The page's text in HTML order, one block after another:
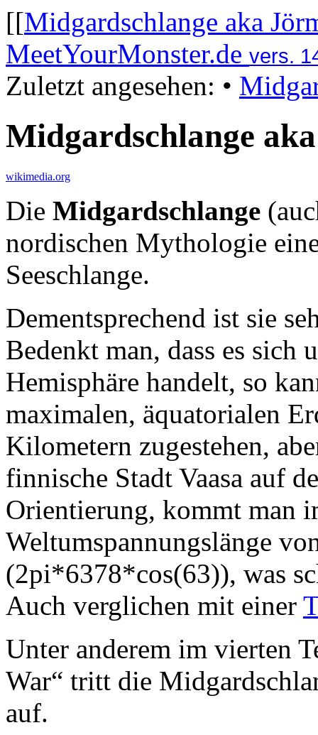
[[Midgardschlange aka
MeetYourMonster.de vers.
Zuletzt angesehen: •
Midgardschlange
wikimedia.org
Die Midgardschlange
nordischen Mythologie
Seeschlange.
Dementsprechend ist sie
Bedenkt man, dass es sich
Hemisphäre handelt, so
maximalen, äquatorialen
Kilometern zugestehen,
finnische Stadt Vaasa auf
Orientierung, kommt man
Weltumspannungslänge
(2pi*6378*cos(63)), was
Auch verglichen mit einer
Unter anderem im vierten
War“ tritt die
auf.